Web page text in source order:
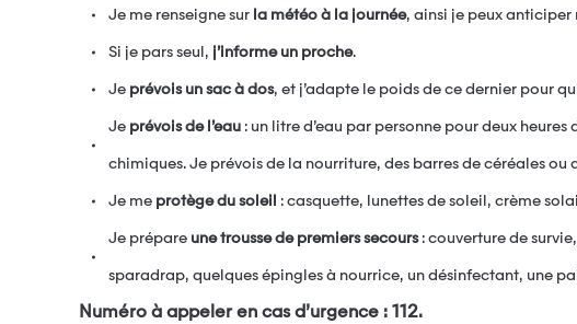
Je me renseigne sur la météo à la journée, ainsi je peux anticiper
Si je pars seul, j’informe un proche.
Je prévois un sac à dos, et j’adapte le poids de ce dernier pour
Je prévois de l’eau : un litre d’eau par personne pour deux
chimiques. Je prévois de la nourriture, des barres de céréales ou
Je me protège du soleil : casquette, lunettes de soleil, crème
Je prépare une trousse de premiers secours: couverture de
sparadrap, quelques épingles à nourrice, un désinfectant, une
Numéro à appeler en cas d’urgence : 112.